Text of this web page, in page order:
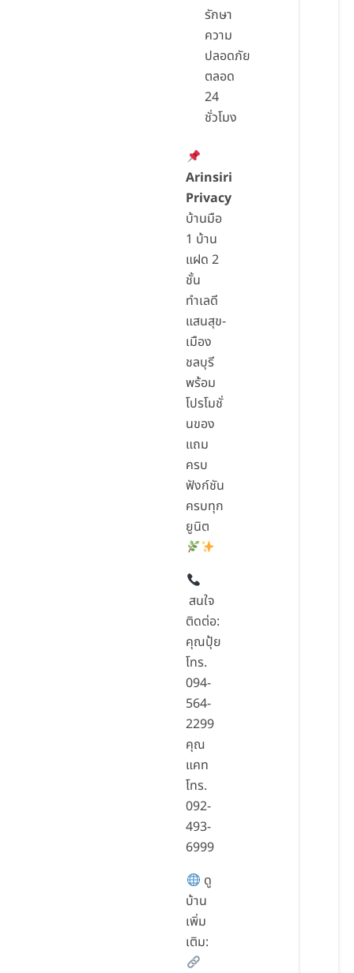
รักษา
ความ
ปลอดภัย
ตลอด
24
ชั่วโมง
Arinsiri
Privacy
บ้านมือ
1 บ้าน
แฝด 2
ชั้น
ทำเลดี
แสนสุข-
เมือง
ชลบุรี
พร้อม
โปรโมชั่
นของ
แถม
ครบ
ฟังก์ชัน
ครบทุก
ยูนิต
สนใจ
ติดต่อ:
คุณปุ้ย
โทร.
094-
564-
2299
คุณ
แคท
โทร.
092-
493-
6999
ดู
บ้าน
เพิ่ม
เติม: